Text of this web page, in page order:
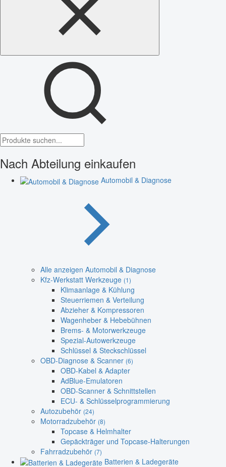
Nach Abteilung einkaufen
Automobil & Diagnose
Alle anzeigen Automobil & Diagnose
Kfz-Werkstatt Werkzeuge (1)
Klimaanlage & Kühlung
Steuerriemen & Verteilung
Abzieher & Kompressoren
Wagenheber & Hebebühnen
Brems- & Motorwerkzeuge
Spezial-Autowerkzeuge
Schlüssel & Steckschlüssel
OBD-Diagnose & Scanner (6)
OBD-Kabel & Adapter
AdBlue-Emulatoren
OBD-Scanner & Schnittstellen
ECU- & Schlüsselprogrammierung
Autozubehör (24)
Motorradzubehör (8)
Topcase & Helmhalter
Gepäckträger und Topcase-Halterungen
Fahrradzubehör (7)
Batterien & Ladegeräte